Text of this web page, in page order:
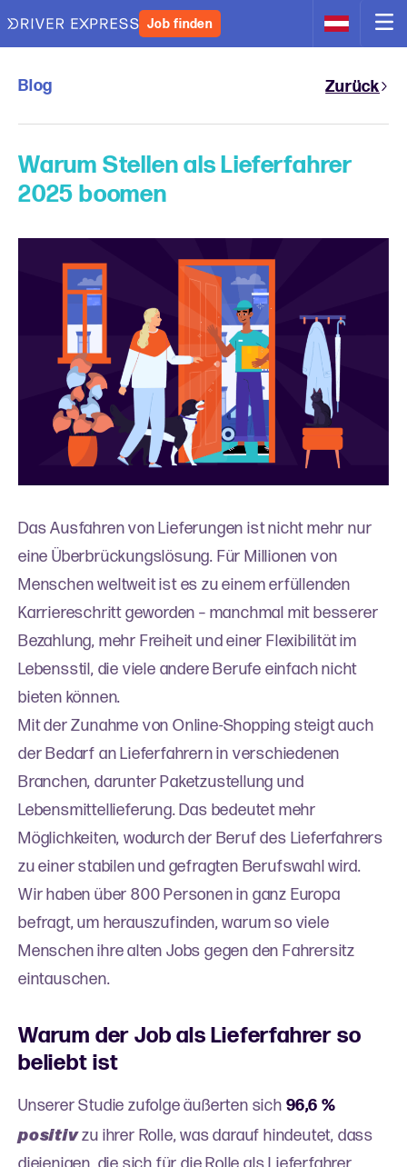
Job finden
Blog Zurück
Warum Stellen als Lieferfahrer
2025 boomen
Das Ausfahren von Lieferungen ist nicht mehr nur
eine Überbrückungslösung. Für Millionen von
Menschen weltweit ist es zu einem erfüllenden
Karriereschritt geworden – manchmal mit besserer
Bezahlung, mehr Freiheit und einer Flexibilität im
Lebensstil, die viele andere Berufe einfach nicht
bieten können.
Mit der Zunahme von Online-Shopping steigt auch
der Bedarf an Lieferfahrern in verschiedenen
Branchen, darunter Paketzustellung und
Lebensmittellieferung. Das bedeutet mehr
Möglichkeiten, wodurch der Beruf des Lieferfahrers
zu einer stabilen und gefragten Berufswahl wird.
Wir haben über 800 Personen in ganz Europa
befragt, um herauszufinden, warum so viele
Menschen ihre alten Jobs gegen den Fahrersitz
eintauschen.
Warum der Job als Lieferfahrer so
beliebt ist
Unserer Studie zufolge äußerten sich 96,6 %
positivzu ihrer Rolle, was darauf hindeutet, dass